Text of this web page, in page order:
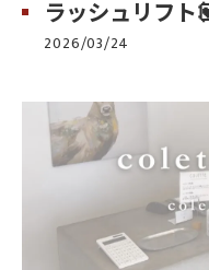
ラッシュリフト
2026/03/24